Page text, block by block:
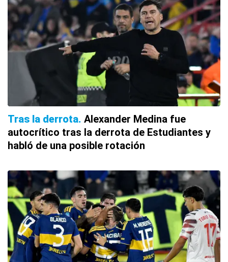
Tras la derrota Alexander Medina fue
autocrítico tras la derrota de Estudiantes y
habló de una posible rotación